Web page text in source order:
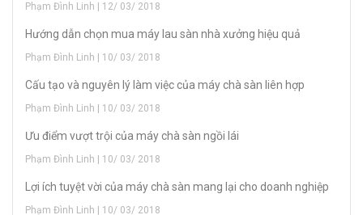
Phạm Đình Linh | 12/ 03/ 2018
Hướng dẫn chọn mua máy lau sàn nhà xưởng hiệu quả
Phạm Đình Linh | 10/ 03/ 2018
Cấu tạo và nguyên lý làm việc của máy chà sàn liên hợp
Phạm Đình Linh | 10/ 03/ 2018
Ưu điểm vượt trội của máy chà sàn ngồi lái
Phạm Đình Linh | 10/ 03/ 2018
Lợi ích tuyệt vời của máy chà sàn mang lại cho doanh nghiệp
Phạm Đình Linh | 10/ 03/ 2018